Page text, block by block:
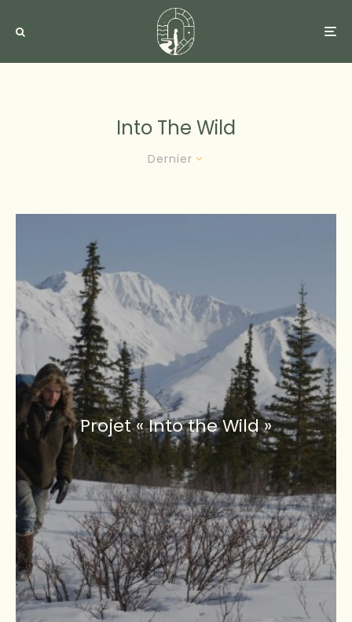
Into The Wild
Dernier
Projet « Into the Wild »